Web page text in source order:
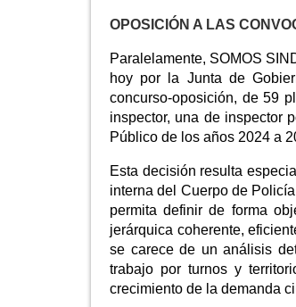
OPOSICIÓN A LAS
Paralelamente, SOMOS
hoy por la Junta de
concurso-oposición, de 59
inspector, una de inspector
Público de los años 2024 a
Esta decisión resulta
interna del Cuerpo de
permita definir de forma
jerárquica coherente,
se carece de un análisis
trabajo por turnos y
crecimiento de la demanda